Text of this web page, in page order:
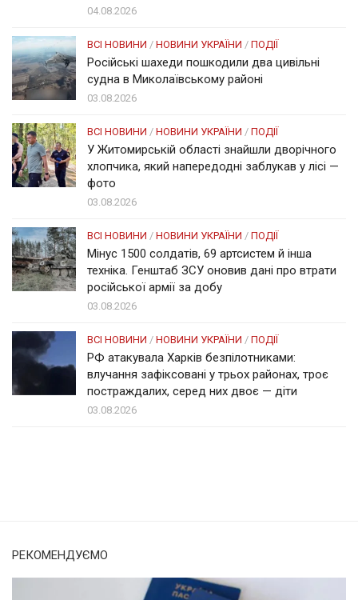
04.08.2026
ВСІ НОВИНИ / НОВИНИ УКРАЇНИ / ПОДІЇ
Російські шахеди пошкодили два цивільні
судна в Миколаївському районі
03.08.2026
ВСІ НОВИНИ / НОВИНИ УКРАЇНИ / ПОДІЇ
У Житомирській області знайшли дворічного
хлопчика, який напередодні заблукав у лісі —
фото
03.08.2026
ВСІ НОВИНИ / НОВИНИ УКРАЇНИ / ПОДІЇ
Мінус 1500 солдатів, 69 артсистем й інша
техніка. Генштаб ЗСУ оновив дані про втрати
російської армії за добу
03.08.2026
ВСІ НОВИНИ / НОВИНИ УКРАЇНИ / ПОДІЇ
РФ атакувала Харків безпілотниками:
влучання зафіксовані у трьох районах, троє
постраждалих, серед них двоє — діти
03.08.2026
РЕКОМЕНДУЄМО